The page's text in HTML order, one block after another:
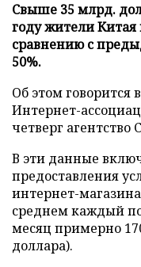
Свыше 35 млрд.
году жители Китая
сравнению с
50%.
Об этом говорится
Интернет-
четверг агентство
В эти данные
предоставления
интернет-
среднем каждый
месяц примерно
доллара).